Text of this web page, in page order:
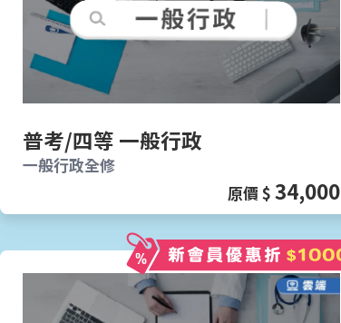
普考/四等 一般行政
一般行政全修
原價 $ 34,000